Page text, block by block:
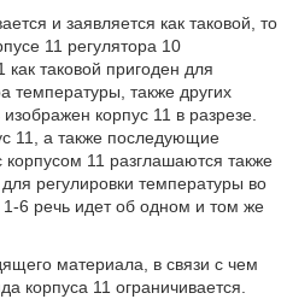
и заявляется как таковой, то
11 регулятора 10
как таковой пригоден для
температуры, также других
корпус 11 в разрезе.
11, а также последующие
11 разглашаются также
регулировки температуры во
6 речь идет об одном и том же
материала, в связи с чем
корпуса 11 ограничивается.